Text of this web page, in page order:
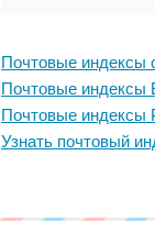
Почтовые индексы
Почтовые индексы
Почтовые индексы
Узнать почтовый